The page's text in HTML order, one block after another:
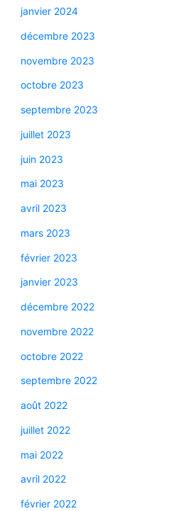
janvier 2024
décembre 2023
novembre 2023
octobre 2023
septembre 2023
juillet 2023
juin 2023
mai 2023
avril 2023
mars 2023
février 2023
janvier 2023
décembre 2022
novembre 2022
octobre 2022
septembre 2022
août 2022
juillet 2022
mai 2022
avril 2022
février 2022